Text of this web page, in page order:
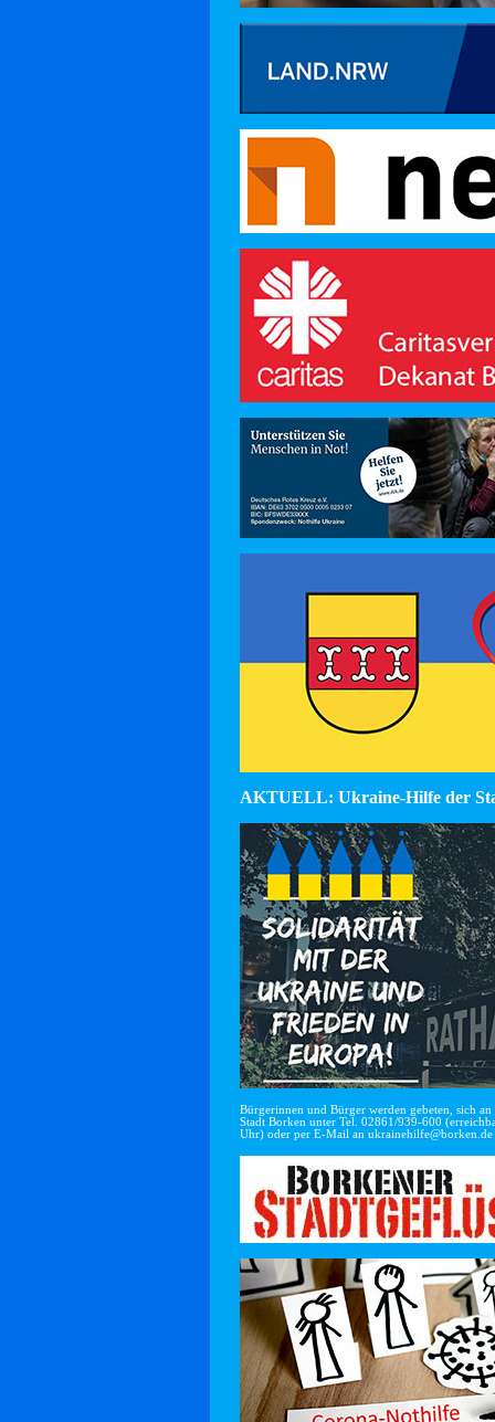
AKTUELL: Ukraine-Hilfe der
Bürgerinnen und Bürger werden gebeten, sich
Stadt Borken unter Tel. 02861/939-600
Uhr) oder per E-Mail an ukrainehilfe@borken.de